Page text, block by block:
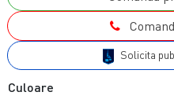
Solicita
Culoare